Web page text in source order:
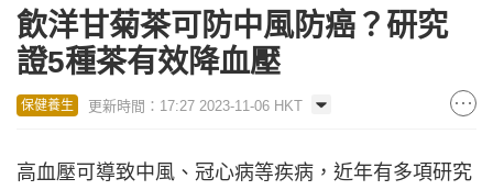
飲洋甘菊茶可防中風防癌？研究
證5種茶有效降血壓
保健養生 更新時間：17:27 2023-11-06 HKT
高血壓可導致中風、冠心病等疾病，近年有多項研究